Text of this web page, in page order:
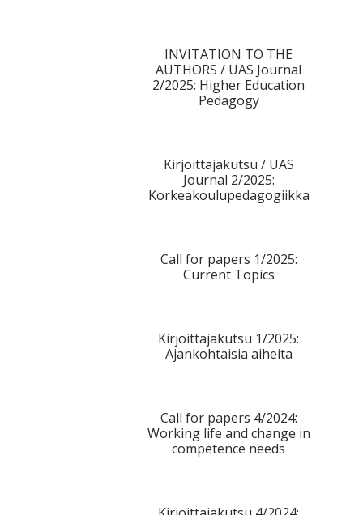
INVITATION TO THE
AUTHORS / UAS Journal
2/2025: Higher Education
Pedagogy
Kirjoittajakutsu / UAS
Journal 2/2025:
Korkeakoulupedagogiikka
Call for papers 1/2025:
Current Topics
Kirjoittajakutsu 1/2025:
Ajankohtaisia aiheita
Call for papers 4/2024:
Working life and change in
competence needs